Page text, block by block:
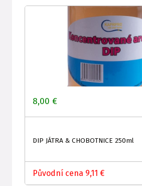
8,00 €
DIP JÁTRA & CHOBOTNICE 250ml
Původní cena 9,11 €